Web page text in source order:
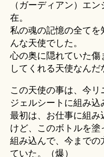
（ガーディアン）エ
在。
私の魂の記憶の全て
んな天使でした。
心の奥に隠れていた
してくれる天使なんだ
この天使の事は、今
ジェルシートに組み込
最初は、お仕事に組
けど、このボトルを
組み込んで、今までの
ていた。（爆）